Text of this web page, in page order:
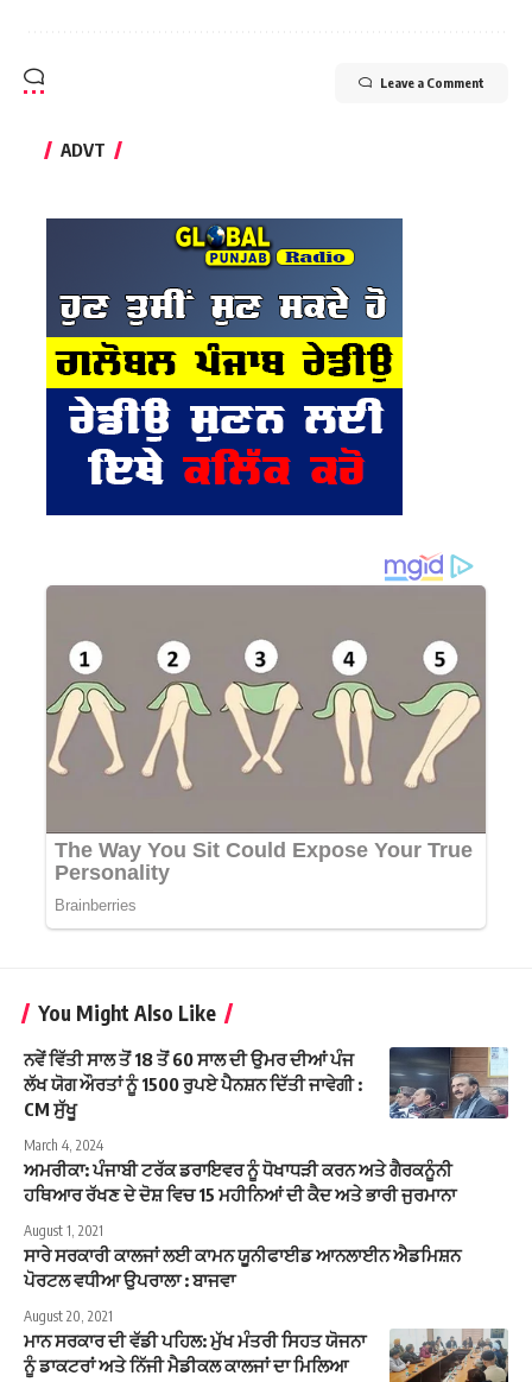
Leave a Comment
ADVT
You Might Also Like
ਨਵੇਂ ਵਿੱਤੀ ਸਾਲ ਤੋਂ 18 ਤੋਂ 60 ਸਾਲ ਦੀ ਉਮਰ ਦੀਆਂ ਪੰਜ
ਲੱਖ ਯੋਗ ਔਰਤਾਂ ਨੂੰ 1500 ਰੁਪਏ ਪੈਨਸ਼ਨ ਦਿੱਤੀ ਜਾਵੇਗੀ :
CM ਸੁੱਖੂ
March 4, 2024
ਅਮਰੀਕਾ: ਪੰਜਾਬੀ ਟਰੱਕ ਡਰਾਇਵਰ ਨੂੰ ਧੋਖਾਧੜੀ ਕਰਨ ਅਤੇ ਗੈਰਕਨੂੰਨੀ
ਹਥਿਆਰ ਰੱਖਣ ਦੇ ਦੋਸ਼ ਵਿਚ 15 ਮਹੀਨਿਆਂ ਦੀ ਕੈਦ ਅਤੇ ਭਾਰੀ ਜੁਰਮਾਨਾ
August 1, 2021
ਸਾਰੇ ਸਰਕਾਰੀ ਕਾਲਜਾਂ ਲਈ ਕਾਮਨ ਯੂਨੀਫਾਈਡ ਆਨਲਾਈਨ ਐਡਮਿਸ਼ਨ
ਪੋਰਟਲ ਵਧੀਆ ਉਪਰਾਲਾ : ਬਾਜਵਾ
August 20, 2021
ਮਾਨ ਸਰਕਾਰ ਦੀ ਵੱਡੀ ਪਹਿਲ: ਮੁੱਖ ਮੰਤਰੀ ਸਿਹਤ ਯੋਜਨਾ
ਨੂੰ ਡਾਕਟਰਾਂ ਅਤੇ ਨਿੱਜੀ ਮੈਡੀਕਲ ਕਾਲਜਾਂ ਦਾ ਮਿਲਿਆ